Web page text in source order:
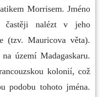
Morrisem. Jméno
častěji nalézt v jeho
(tzv. Mauricova věta).
území Madagaskaru.
kolonií, což
podobu tohoto jména.